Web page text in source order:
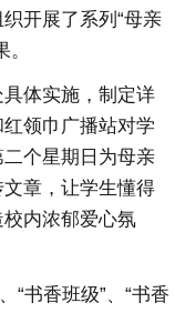
开展了系列“母亲
体实施，制定详
领巾广播站对学
个星期日为母亲
章，让学生懂得
内浓郁爱心氛
书香班级”、“书香